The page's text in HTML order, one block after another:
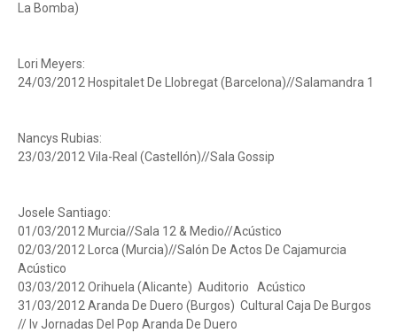
La Bomba)
Lori Meyers:
24/03/2012 Hospitalet De Llobregat (Barcelona)//Salamandra 1
Nancys Rubias:
23/03/2012 Vila-Real (Castellón)//Sala Gossip
Josele Santiago:
01/03/2012 Murcia//Sala 12 & Medio//Acústico
02/03/2012 Lorca (Murcia)//Salón De Actos De Cajamurcia
Acústico
03/03/2012 Orihuela (Alicante) Auditorio Acústico
31/03/2012 Aranda De Duero (Burgos) Cultural Caja De Burgos
// Iv Jornadas Del Pop Aranda De Duero